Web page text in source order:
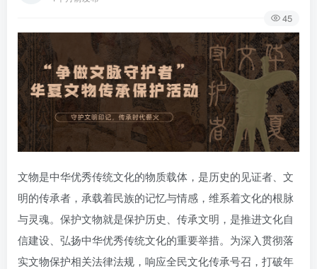
45
文物是中华优秀传统文化的物质载体，是历史的见证者、文
明的传承者，承载着民族的记忆与情感，维系着文化的根脉
与灵魂。保护文物就是保护历史、传承文明，是推进文化自
信建设、弘扬中华优秀传统文化的重要举措。为深入贯彻落
实文物保护相关法律法规，响应全民文化传承号召，打破年